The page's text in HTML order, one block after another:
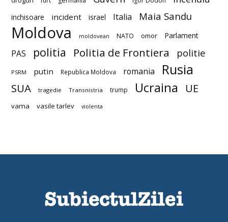
inchisoare incident israel Italia Maia Sandu
Moldova moldovean NATO omor Parlament
PAS politia Politia de Frontiera politie
PSRM putin Republica Moldova romania Rusia
SUA tragedie Transnistria trump Ucraina UE
vama vasile tarlev violenta